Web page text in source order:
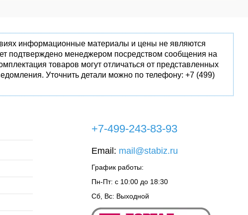
информационные материалы и цены не являются
подтверждено менеджером посредством сообщения на
товаров могут отличаться от представленных
Уточнить детали можно по телефону: +7 (499)
+7-499-243-83-93
Email: mail@stabiz.ru
График работы:
Пн-Пт: с 10:00 до 18:30
Сб, Вс: Выходной